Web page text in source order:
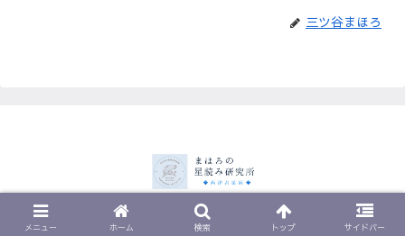
三ツ谷まほろ
© 2023 まほろの星読み研究所.
メニュー ホーム 検索 トップ サイドバー